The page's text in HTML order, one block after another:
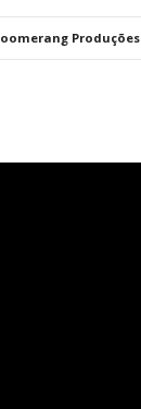
Produções